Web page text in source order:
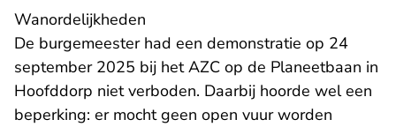
Wanordelijkheden
De burgemeester had een demonstratie op 24
september 2025 bij het AZC op de Planeetbaan in
Hoofddorp niet verboden. Daarbij hoorde wel een
beperking: er mocht geen open vuur worden